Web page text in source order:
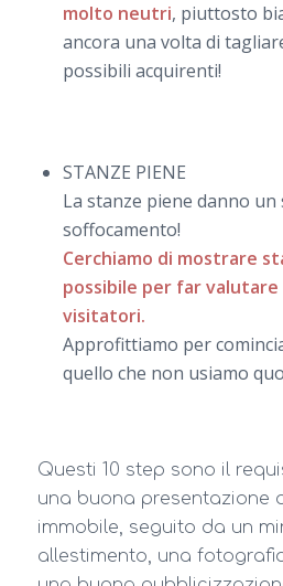
molto neutri, piuttosto
ancora una volta di
possibili acquirenti!
STANZE PIENE
La stanze piene danno un
soffocamento!
Cerchiamo di mostrare
possibile per far valutare
visitatori.
Approfittiamo per
quello che non usiamo
Questi 10 step sono il
una buona presentazione
immobile, seguito da un
allestimento, una